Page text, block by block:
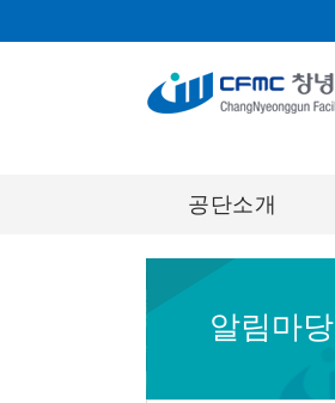
공단소개
알림마당